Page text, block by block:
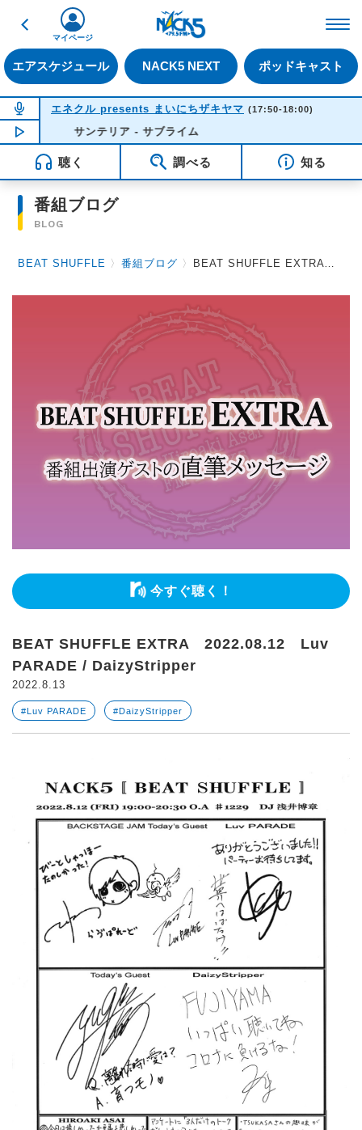
戻る
エアスケジュール NACK5 NEXT ポッドキャスト
マイページ
NOW ON AIR
エネクル presents まいにちザキヤマ (17:50-18:00)
NOW PLAYING17:43
サンテリア - サブライム
聴く 調べる 知る
番組ブログ
BLOG
BEAT SHUFFLE 〉番組ブログ 〉 BEAT SHUFFLE EXTRA 2022.08.12 Luv PARADE / DaizyStripper
今すぐ聴く！
BEAT SHUFFLE EXTRA 2022.08.12 Luv
PARADE / DaizyStripper
2022.8.13
#Luv PARADE #DaizyStripper